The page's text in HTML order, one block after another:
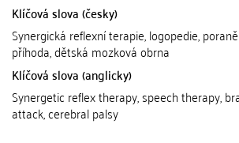
Klíčová slova (česky)
Synergická reflexní terapie, logopedie,
příhoda, dětská mozková obrna
Klíčová slova (anglicky)
Synergetic reflex therapy, speech therapy,
attack, cerebral palsy